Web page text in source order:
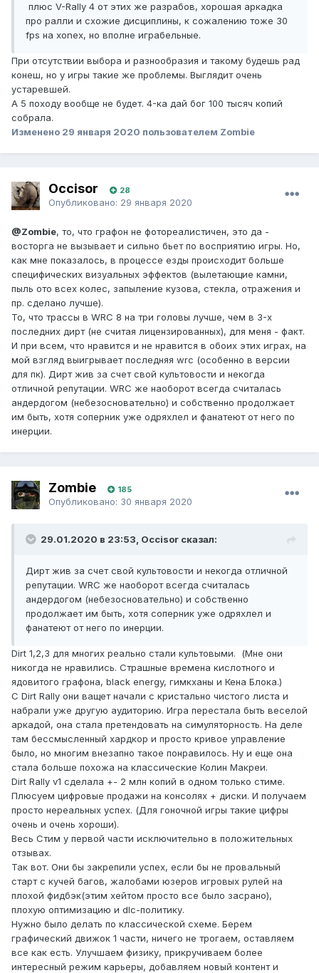
плюс V-Rally 4 от этих же разрабов, хорошая аркадка
про ралли и схожие дисциплины, к сожалению тоже 30
fps на xonex, но вполне играбельные.
При отсутствии выбора и разнообразия и такому будешь рад
конеш, но у игры такие же проблемы. Выглядит очень
устаревшей.
А 5 походу вообще не будет. 4-ка дай бог 100 тысяч копий
собрала.
Изменено 29 января 2020 пользователем Zombie
Occisor 28
Опубликовано: 29 января 2020
@Zombie, то, что графон не фотореалистичен, это да -
восторга не вызывает и сильно бьет по восприятию игры. Но,
как мне показалось, в процессе езды происходит больше
специфических визуальных эффектов (вылетающие камни,
пыль ото всех колес, запыление кузова, стекла, отражения и
пр. сделано лучше).
То, что трассы в WRC 8 на три головы лучше, чем в 3-х
последних дирт (не считая лицензированных), для меня - факт.
И при всем, что нравится и не нравится в обоих этих играх, на
мой взгляд выигрывает последняя wrc (особенно в версии
для пк). Дирт жив за счет свой культовости и некогда
отличной репутации. WRC же наоборот всегда считалась
андердогом (небезосновательно) и собственно продолжает
им быть, хотя соперник уже одряхлел и фанатеют от него по
инерции.
Zombie 185
Опубликовано: 30 января 2020
29.01.2020 в 23:53, Occisor сказал:
Дирт жив за счет свой культовости и некогда отличной
репутации. WRC же наоборот всегда считалась
андердогом (небезосновательно) и собственно
продолжает им быть, хотя соперник уже одряхлел и
фанатеют от него по инерции.
Dirt 1,2,3 для многих реально стали культовыми. (Мне они
никогда не нравились. Страшные времена кислотного и
ядовитого графона, black energy, гимкханы и Кена Блока.)
С Dirt Rally они ващет начали с кристально чистого листа и
набрали уже другую аудиторию. Игра перестала быть веселой
аркадой, она стала претендовать на симуляторность. На деле
там бессмысленный хардкор и просто кривое управление
было, но многим внезапно такое понравилось. Ну и еще она
стала больше похожа на классические Колин Макреи.
Dirt Rally v1 сделала +- 2 млн копий в одном только стиме.
Плюсуем цифровые продажи на консолях + диски. И получаем
просто нереальных успех. (Для гоночной игры такие цифры
очень и очень хороши).
Весь Стим у первой части исключительно в положительных
отзывах.
Так вот. Они бы закрепили успех, если бы не провальный
старт с кучей багов, жалобами юзеров игровых рулей на
плохой фидбэк(этим хейтом просто все было засрано),
плохую оптимизацию и dlc-политику.
Нужно было делать по классической схеме. Берем
графический движок 1 части, ничего не трогаем, оставляем
все как есть. Улучшаем физику, прикручиваем более
интересный режим карьеры, добавляем новый контент и